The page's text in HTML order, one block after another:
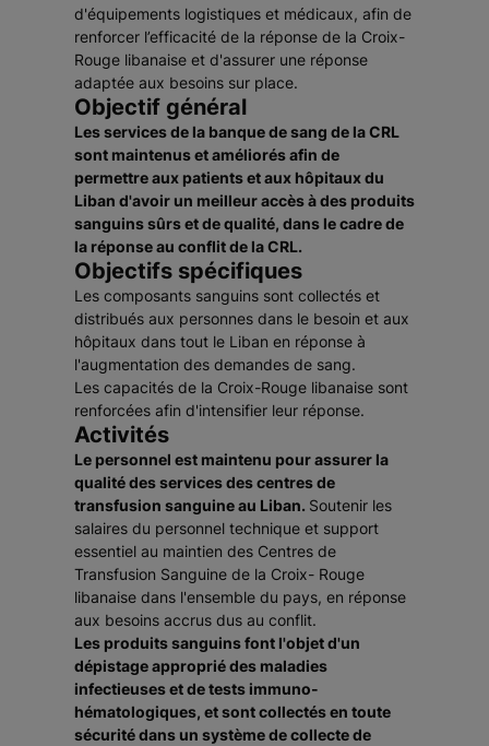
d'équipements logistiques et médicaux, afin de
renforcer l’efficacité de la réponse de la Croix-
Rouge libanaise et d'assurer une réponse
adaptée aux besoins sur place.
Objectif général
Les services de la banque de sang de la CRL
sont maintenus et améliorés afin de
permettre aux patients et aux hôpitaux du
Liban d'avoir un meilleur accès à des produits
sanguins sûrs et de qualité, dans le cadre de
la réponse au conflit de la CRL.
Objectifs spécifiques
Les composants sanguins sont collectés et
distribués aux personnes dans le besoin et aux
hôpitaux dans tout le Liban en réponse à
l'augmentation des demandes de sang.
Les capacités de la Croix-Rouge libanaise sont
renforcées afin d'intensifier leur réponse.
Activités
Le personnel est maintenu pour assurer la
qualité des services des centres de
transfusion sanguine au Liban. Soutenir les
salaires du personnel technique et support
essentiel au maintien des Centres de
Transfusion Sanguine de la Croix- Rouge
libanaise dans l'ensemble du pays, en réponse
aux besoins accrus dus au conflit.
Les produits sanguins font l'objet d'un
dépistage approprié des maladies
infectieuses et de tests immuno-
hématologiques, et sont collectés en toute
sécurité dans un système de collecte de